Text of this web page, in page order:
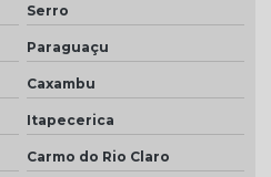
Serro
Paraguaçu
Caxambu
Itapecerica
Carmo do Rio Claro